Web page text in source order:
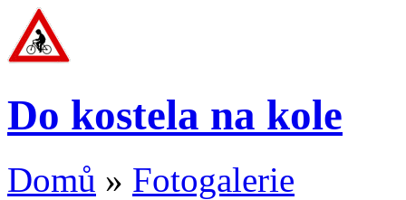
Do kostela na kole
Domů » Fotogalerie